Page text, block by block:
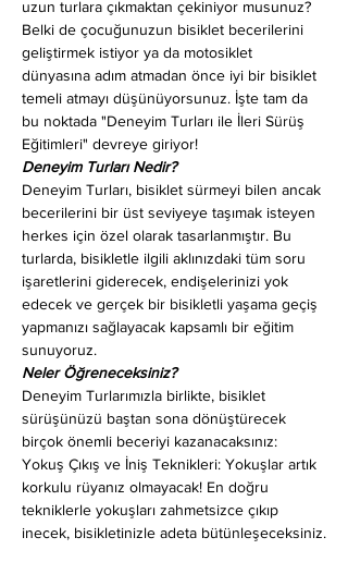
uzun turlara çıkmaktan çekiniyor musunuz?
Belki de çocuğunuzun bisiklet becerilerini
geliştirmek istiyor ya da motosiklet
dünyasına adım atmadan önce iyi bir bisiklet
temeli atmayı düşünüyorsunuz. İşte tam da
bu noktada "Deneyim Turları ile İleri Sürüş
Eğitimleri" devreye giriyor!
Deneyim Turları Nedir?
Deneyim Turları, bisiklet sürmeyi bilen ancak
becerilerini bir üst seviyeye taşımak isteyen
herkes için özel olarak tasarlanmıştır. Bu
turlarda, bisikletle ilgili aklınızdaki tüm soru
işaretlerini giderecek, endişelerinizi yok
edecek ve gerçek bir bisikletli yaşama geçiş
yapmanızı sağlayacak kapsamlı bir eğitim
sunuyoruz.
Neler Öğreneceksiniz?
Deneyim Turlarımızla birlikte, bisiklet
sürüşünüzü baştan sona dönüştürecek
birçok önemli beceriyi kazanacaksınız:
Yokuş Çıkış ve İniş Teknikleri: Yokuşlar artık
korkulu rüyanız olmayacak! En doğru
tekniklerle yokuşları zahmetsizce çıkıp
inecek, bisikletinizle adeta bütünleşeceksiniz.